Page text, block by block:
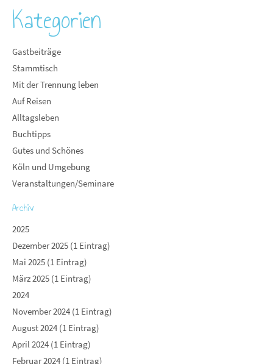
Kategorien
Gastbeiträge
Stammtisch
Mit der Trennung leben
Auf Reisen
Alltagsleben
Buchtipps
Gutes und Schönes
Köln und Umgebung
Veranstaltungen/Seminare
Archiv
2025
Dezember 2025 (1 Eintrag)
Mai 2025 (1 Eintrag)
März 2025 (1 Eintrag)
2024
November 2024 (1 Eintrag)
August 2024 (1 Eintrag)
April 2024 (1 Eintrag)
Februar 2024 (1 Eintrag)